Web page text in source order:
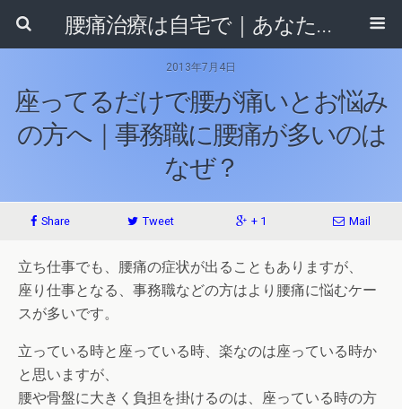
腰痛治療は自宅で｜あなたに合ったセルフ整体法がきっと見つかる！
2013年7月4日
座ってるだけで腰が痛いとお悩み
の方へ｜事務職に腰痛が多いのは
なぜ？
Share Tweet + 1 Mail
立ち仕事でも、腰痛の症状が出ることもありますが、
座り仕事となる、事務職などの方はより腰痛に悩むケー
スが多いです。
立っている時と座っている時、楽なのは座っている時か
と思いますが、
腰や骨盤に大きく負担を掛けるのは、座っている時の方